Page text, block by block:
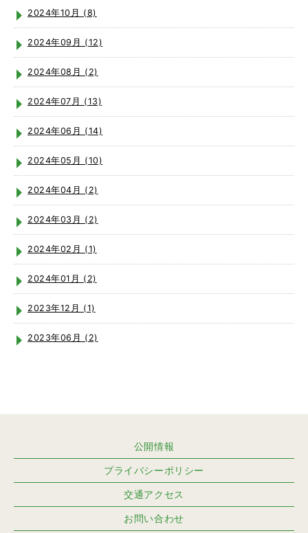
2024年10月 (8)
2024年09月 (12)
2024年08月 (2)
2024年07月 (13)
2024年06月 (14)
2024年05月 (10)
2024年04月 (2)
2024年03月 (2)
2024年02月 (1)
2024年01月 (2)
2023年12月 (1)
2023年06月 (2)
公開情報
プライバシーポリシー
交通アクセス
お問い合わせ